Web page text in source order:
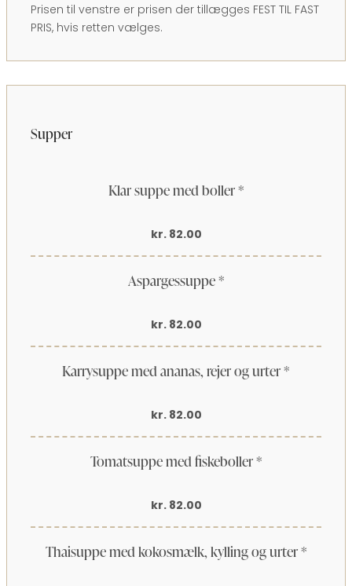
Prisen til venstre er prisen der tillægges FEST TIL FAST
PRIS, hvis retten vælges.
Supper
Klar suppe med boller *
kr. 82.00
Aspargessuppe *
kr. 82.00
Karrysuppe med ananas, rejer og urter *
kr. 82.00
Tomatsuppe med fiskeboller *
kr. 82.00
Thaisuppe med kokosmælk, kylling og urter *